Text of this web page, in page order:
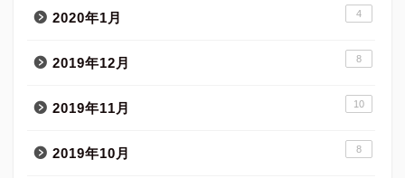
2020年1月 4
2019年12月 8
2019年11月 10
2019年10月 8